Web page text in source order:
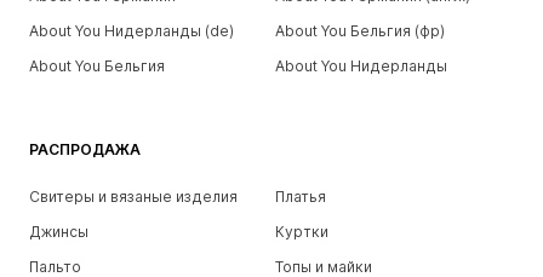
РАСПРОДАЖА
Свитеры и вязаные изделия
Платья
Джинсы
Куртки
Пальто
Топы и майки
About You Нидерланды (de)
About You Бельгия (фр)
About You Бельгия
About You Нидерланды